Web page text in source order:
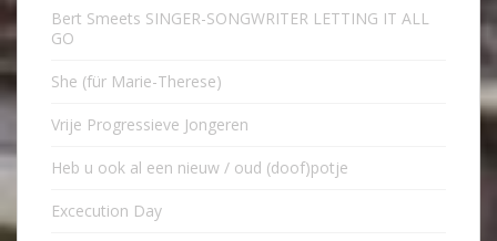
Bert Smeets SINGER-SONGWRITER LETTING IT ALL
GO
She (für Marie-Therese)
Vrije Progressieve Jongeren
Heb u ook al een nieuw / oud (doof)potje
Excecution Day